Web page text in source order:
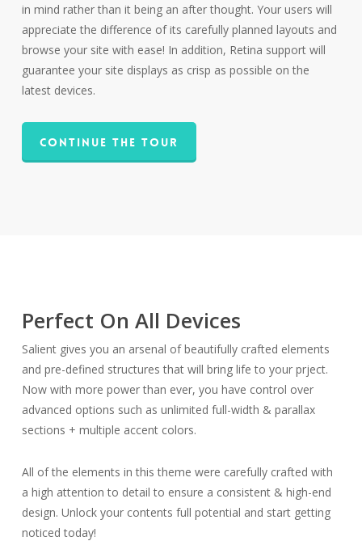
in mind rather than it being an after thought. Your users will
appreciate the difference of its carefully planned layouts and
browse your site with ease! In addition, Retina support will
guarantee your site displays as crisp as possible on the
latest devices.
Continue The Tour
Perfect On All Devices
Salient gives you an arsenal of beautifully crafted elements
and pre-defined structures that will bring life to your prject.
Now with more power than ever, you have control over
advanced options such as unlimited full-width & parallax
sections + multiple accent colors.
All of the elements in this theme were carefully crafted with
a high attention to detail to ensure a consistent & high-end
design. Unlock your contents full potential and start getting
noticed today!